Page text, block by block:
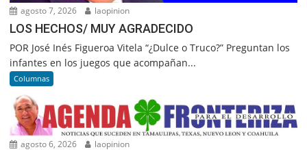
agosto 7, 2026 laopinion
LOS HECHOS/ MUY AGRADECIDO
POR José Inés Figueroa Vitela “¿Dulce o Truco?” Preguntan los
infantes en los juegos que acompañan...
Columnas
agosto 6, 2026 laopinion